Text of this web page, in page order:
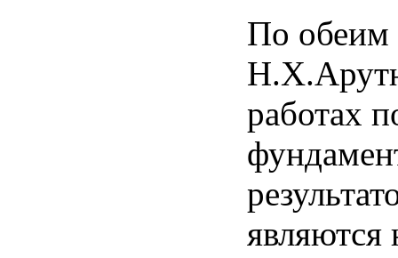
По обеим
работах